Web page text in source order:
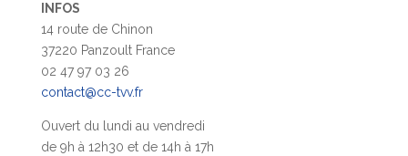
INFOS
14 route de Chinon
37220 Panzoult France
02 47 97 03 26
contact@cc-tvv.fr
Ouvert du lundi au vendredi
de 9h à 12h30 et de 14h à 17h